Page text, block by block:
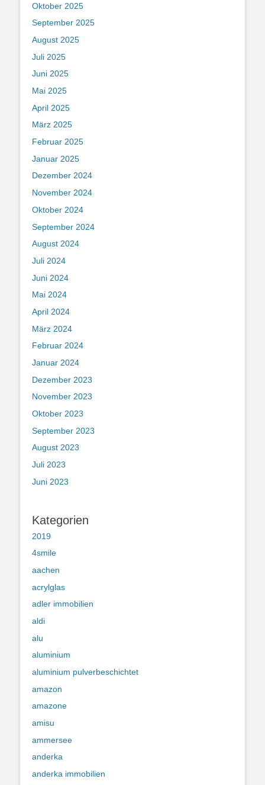
Oktober 2025
September 2025
August 2025
Juli 2025
Juni 2025
Mai 2025
April 2025
März 2025
Februar 2025
Januar 2025
Dezember 2024
November 2024
Oktober 2024
September 2024
August 2024
Juli 2024
Juni 2024
Mai 2024
April 2024
März 2024
Februar 2024
Januar 2024
Dezember 2023
November 2023
Oktober 2023
September 2023
August 2023
Juli 2023
Juni 2023
Kategorien
2019
4smile
aachen
acrylglas
adler immobilien
aldi
alu
aluminium
aluminium pulverbeschichtet
amazon
amazone
amisu
ammersee
anderka
anderka immobilien